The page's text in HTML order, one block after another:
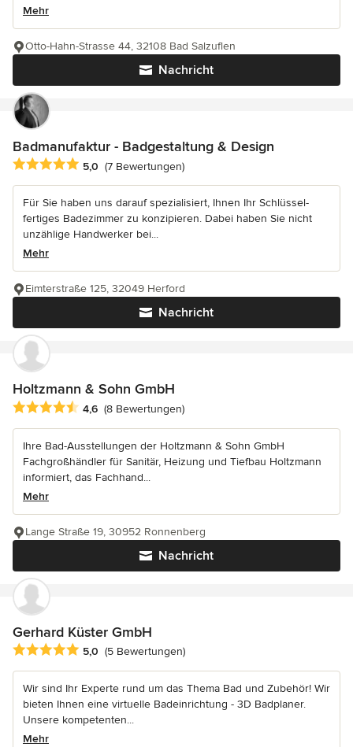
Mehr
Nachricht
Otto-Hahn-Strasse 44, 32108 Bad Salzuflen
Badmanufaktur - Badgestaltung & Design
Durchschnittliche Bewertung: 5 von 5 Sternen
5,0 (7 Bewertungen)
Für Sie haben uns darauf spezialisiert, Ihnen Ihr Schlüssel-
fertiges Badezimmer zu konzipieren. Dabei haben Sie nicht
unzählige Handwerker bei...
Mehr
Nachricht
Eimterstraße 125, 32049 Herford
Holtzmann & Sohn GmbH
Durchschnittliche Bewertung: 4.6 von 5 Sternen
4,6 (8 Bewertungen)
Ihre Bad-Ausstellungen der Holtzmann & Sohn GmbH
Fachgroßhändler für Sanitär, Heizung und Tiefbau Holtzmann
informiert, das Fachhand...
Mehr
Nachricht
Lange Straße 19, 30952 Ronnenberg
Gerhard Küster GmbH
Durchschnittliche Bewertung: 5 von 5 Sternen
5,0 (5 Bewertungen)
Wir sind Ihr Experte rund um das Thema Bad und Zubehör! Wir
bieten Ihnen eine virtuelle Badeinrichtung - 3D Badplaner.
Unsere kompetenten...
Mehr